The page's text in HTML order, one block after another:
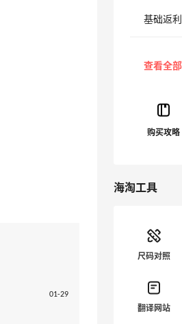
01-29
基础返利
海淘工具
尺码对照
翻译网站